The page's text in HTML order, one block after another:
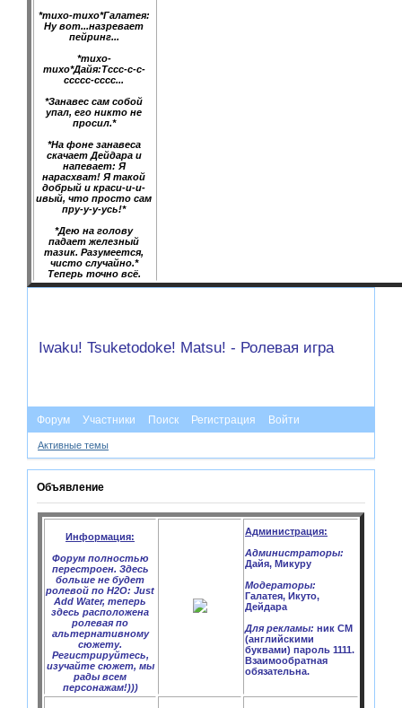
*тихо-тихо*Галатея:
Ну вот...назревает
пейринг...
*тихо-
тихо*Дайя:Тссс-с-с-
ссссс-сссс...
*Занавес сам собой
упал, его никто не
просил.*
*На фоне занавеса
скачает Дейдара и
напевает: Я
нарасхват! Я такой
добрый и краси-и-и-
ивый, что просто сам
пру-у-у-усь!*
*Дею на голову
падает железный
тазик. Разумеется,
чисто случайно.*
Теперь точно всё.
Iwaku! Tsuketodoke! Matsu! - Ролевая игра
Форум Участники Поиск Регистрация Войти
Активные темы
Объявление
Информация:
Форум полностью
перестроен. Здесь
больше не будет
ролевой по H2O: Just
Add Water, теперь
здесь расположена
ролевая по
альтернативному
сюжету.
Регистрируйтесь,
изучайте сюжет, мы
рады всем
персонажам!)))
Администрация:
Администраторы:
Дайя, Микуру
Модераторы:
Галатея, Икуто,
Дейдара
Для рекламы: ник CM
(английскими
буквами) пароль 1111.
Взаимообратная
обязательна.